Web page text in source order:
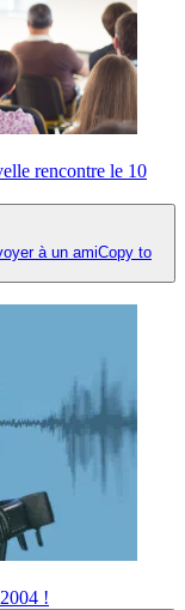
rencontre le 10
à un amiCopy to
!